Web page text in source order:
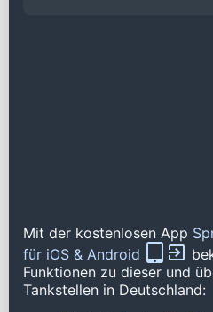
Mit der kostenlosen App
für iOS & Android
Funktionen zu dieser und
Tankstellen in Deutschland: